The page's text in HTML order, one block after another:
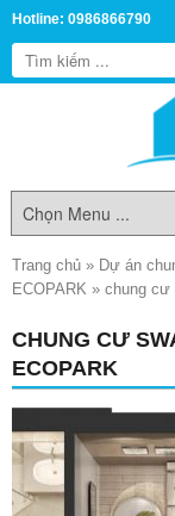
Hotline: 0986866790
Trang chủ » Dự án
ECOPARK » chung cư
CHUNG CƯ
ECOPARK